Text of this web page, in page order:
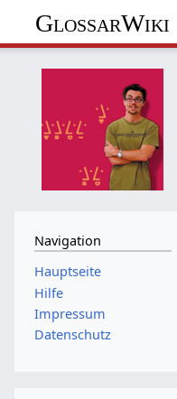
GlossarWiki
Navigation
Hauptseite
Hilfe
Impressum
Datenschutz